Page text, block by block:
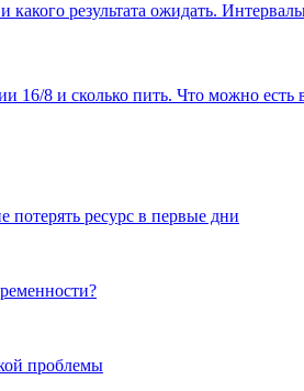
какого результата ожидать.
16/8 и сколько пить. Что можно
потерять ресурс в первые дни
проблемы